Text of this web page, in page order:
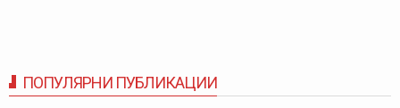
ПОПУЛЯРНИ ПУБЛИКАЦИИ